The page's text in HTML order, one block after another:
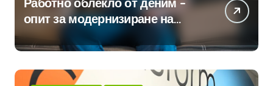
опит за модернизиране на
традицията